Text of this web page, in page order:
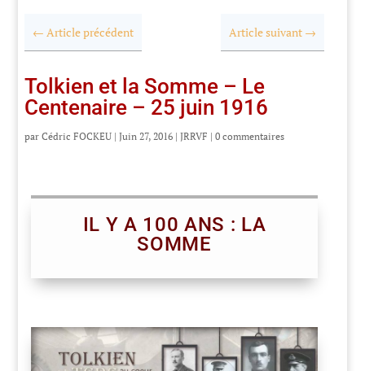
← Article précédent Article suivant→
Tolkien et la Somme – Le
Centenaire – 25 juin 1916
parCédric FOCKEU |Juin 27, 2016 |JRRVF |0 commentaires
IL Y A 100 ANS : LA
SOMME